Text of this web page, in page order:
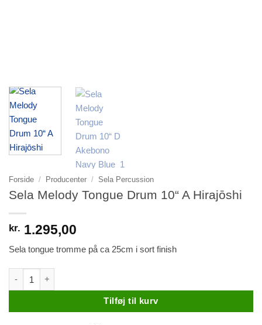
Forside / Producenter / Sela Percussion
Sela Melody Tongue Drum 10“ A Hirajōshi
kr. 1.295,00
Sela tongue tromme på ca 25cm i sort finish
Tilføj til kurv